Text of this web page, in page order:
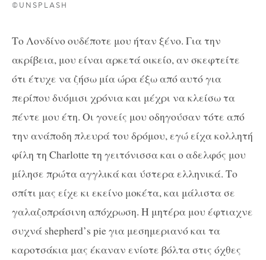
©UNSPLASH
Το Λονδίνο ουδέποτε μου ήταν ξένο. Για την
ακρίβεια, μου είναι αρκετά οικείο, αν σκεφτείτε
ότι έτυχε να ζήσω μία ώρα έξω από αυτό για
περίπου δυόμισι χρόνια και μέχρι να κλείσω τα
πέντε μου έτη. Οι γονείς μου οδηγούσαν τότε από
την ανάποδη πλευρά του δρόμου, εγώ είχα κολλητή
φίλη τη Charlotteτη γειτόνισσα και ο αδελφός μου
μίλησε πρώτα αγγλικά και ύστερα ελληνικά. Το
σπίτι μας είχε κι εκείνο μοκέτα, και μάλιστα σε
γαλαζοπράσινη απόχρωση. Η μητέρα μου έφτιαχνε
συχνά shepherd’s pieγια μεσημεριανό και τα
καροτσάκια μας έκαναν ενίοτε βόλτα στις όχθες